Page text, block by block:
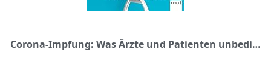
Corona-Impfung: Was Ärzte und Patienten unbedingt wissen sollten